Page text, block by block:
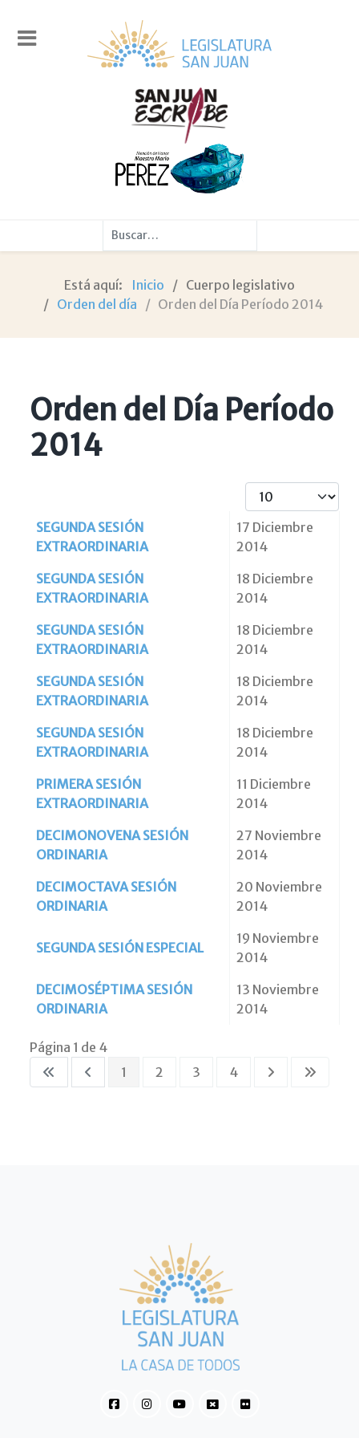
Buscar
Está aquí: Inicio
Cuerpo legislativo
Orden del día
Orden del Día Período 2014
Orden del Día Período
2014
Cantidad
Artículos
Título Fecha de creación
SEGUNDA SESIÓN
EXTRAORDINARIA
17 Diciembre
2014
SEGUNDA SESIÓN
EXTRAORDINARIA
18 Diciembre
2014
SEGUNDA SESIÓN
EXTRAORDINARIA
18 Diciembre
2014
SEGUNDA SESIÓN
EXTRAORDINARIA
18 Diciembre
2014
SEGUNDA SESIÓN
EXTRAORDINARIA
18 Diciembre
2014
PRIMERA SESIÓN
EXTRAORDINARIA
11 Diciembre
2014
DECIMONOVENA SESIÓN
ORDINARIA
27 Noviembre
2014
DECIMOCTAVA SESIÓN
ORDINARIA
20 Noviembre
2014
SEGUNDA SESIÓN ESPECIAL
19 Noviembre
2014
DECIMOSÉPTIMA SESIÓN
ORDINARIA
13 Noviembre
2014
Página 1 de 4
1
2 3 4